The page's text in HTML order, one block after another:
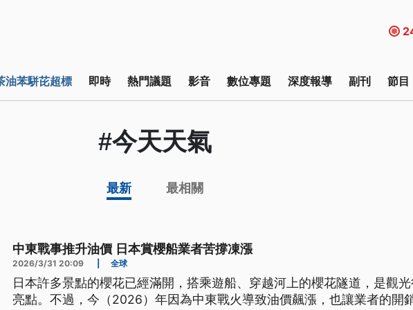
油苯駢芘超標 即時 熱門議題 影音 數位專題 深度報導 副刊 節目
#今天天氣
最新 最相關
中東戰事推升油價 日本賞櫻船業者苦撐凍漲
2026/3/31 20:09 全球
日本許多景點的櫻花已經滿開，搭乘遊船、穿越河上的櫻花隧道，是觀
亮點。不過，今（2026）年因為中東戰火導致油價飆漲，也讓業者的開